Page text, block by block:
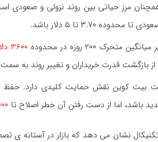
مرز حیاتی بین روند نزولی و
۳.۷۰ تا ۵ دلار باشد.
۲۰۰ روزه در محدوده ۳۶۰۰ دلار
بازگشت قدرت خریداران و تغییر روند به
بیت کوین نقش حمایت کلیدی دارد. حفظ
باشد، اما از دست رفتن آن خطر اصلاح تا
نشان می دهد که بازار در آستانه ی